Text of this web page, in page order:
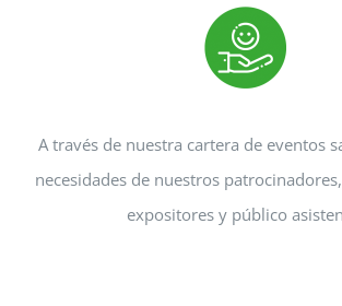
A través de nuestra cartera de eventos
necesidades de nuestros
expositores y público